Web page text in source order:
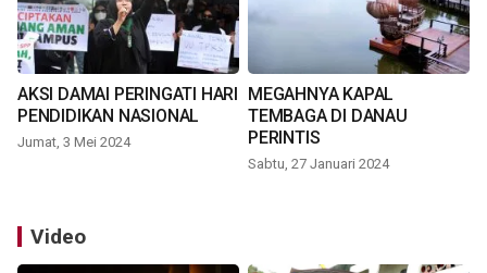
AKSI DAMAI PERINGATI HARI
PENDIDIKAN NASIONAL
Jumat, 3 Mei 2024
MEGAHNYA KAPAL
TEMBAGA DI DANAU
PERINTIS
Sabtu, 27 Januari 2024
Video